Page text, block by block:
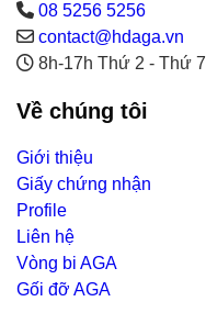
08 5256 5256
contact@hdaga.vn
8h-17h Thứ 2 - Thứ 7
Về chúng tôi
Giới thiệu
Giấy chứng nhận
Profile
Liên hệ
Vòng bi AGA
Gối đỡ AGA